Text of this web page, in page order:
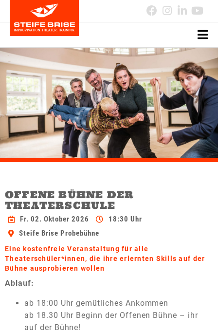
OFFENE BÜHNE DER
THEATERSCHULE
Fr. 02. Oktober 2026
18:30 Uhr
Steife Brise Probebühne
Eine kostenfreie Veranstaltung für alle
Theaterschüler*innen, die ihre erlernten Skills auf der
Bühne ausprobieren wollen
Ablauf:
ab 18:00 Uhr gemütliches Ankommen
ab 18.30 Uhr Beginn der Offenen Bühne – ihr
auf der Bühne!